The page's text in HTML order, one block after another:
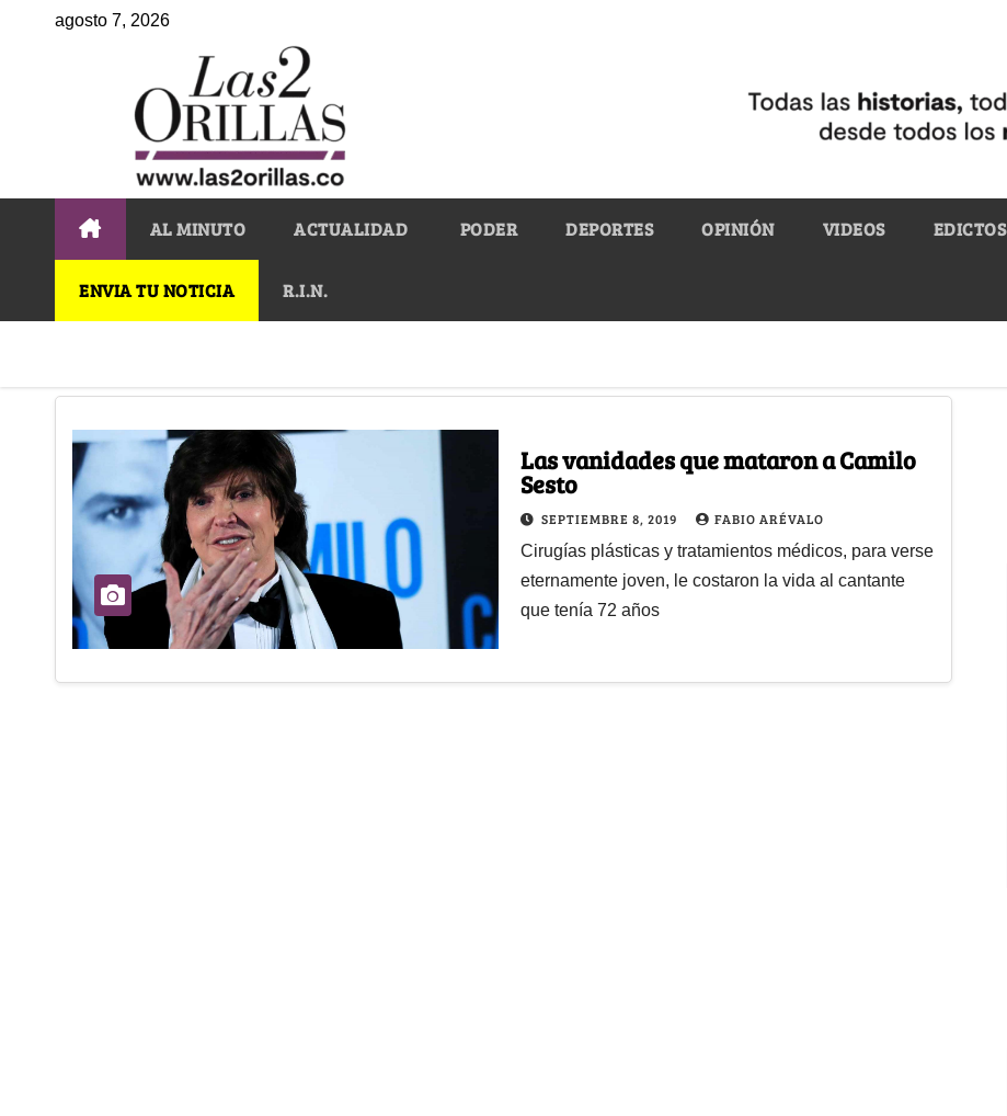
agosto 7, 2026
AL MINUTO ACTUALIDAD PODER DEPORTES OPINIÓN VIDEOS EDICTOS
ENVIA TU NOTICIA R.I.N.
Las vanidades que mataron a Camilo
Sesto
SEPTIEMBRE 8, 2019 FABIO ARÉVALO
Cirugías plásticas y tratamientos médicos, para verse
eternamente joven, le costaron la vida al cantante
que tenía 72 años